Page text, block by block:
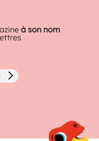
à son nom
Suivant